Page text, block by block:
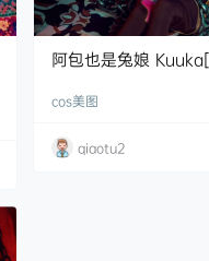
阿包也是兔娘
cos美图
qiaotu2